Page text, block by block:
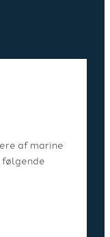
af marine
følgende